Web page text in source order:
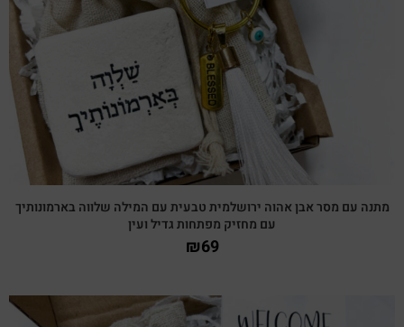
צפייה מהירה
מתנה עם מסר אבן אהוה ירושלמית טבעית עם המילה שלווה בארמונותיך
עם מחזיק מפתחות גדיל ועין
₪69